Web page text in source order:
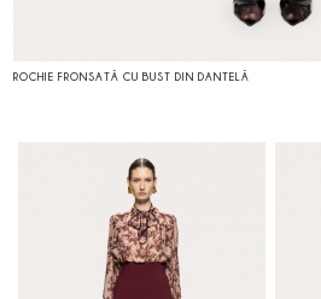
ROCHIE FRONSATĂ CU BUST DIN DANTELĂ